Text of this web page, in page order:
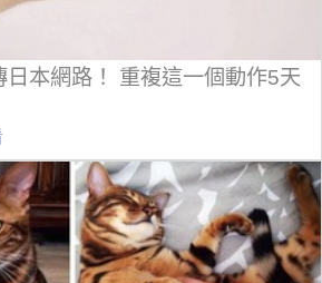
日本網路！ 重複這一個動作5天